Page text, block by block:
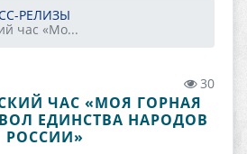
РЕЛИЗЫ
час «Мо...
30
ЧАС «МОЯ ГОРНАЯ
ЕДИНСТВА НАРОДОВ
РОССИИ»